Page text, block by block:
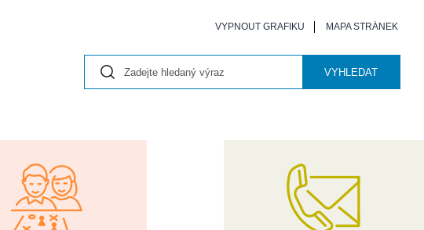
VYPNOUT GRAFIKU MAPA STRÁNEK
VYHLEDAT